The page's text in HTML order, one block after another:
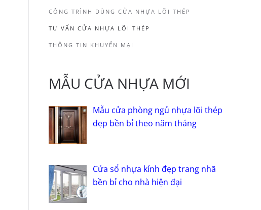
CÔNG TRÌNH DÙNG CỬA NHỰA LÕI THÉP
TƯ VẤN CỬA NHỰA LÕI THÉP
THÔNG TIN KHUYẾN MẠI
MẪU CỬA NHỰA MỚI
Mẫu cửa phòng ngủ nhựa lõi thép
đẹp bền bỉ theo năm tháng
Cửa sổ nhựa kính đẹp trang nhã
bền bỉ cho nhà hiện đại